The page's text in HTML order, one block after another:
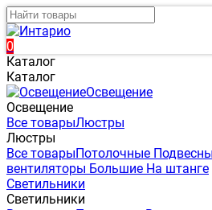
0
Каталог
Каталог
Освещение
Освещение
Все товарыЛюстры
Люстры
Все товарыПотолочные
вентиляторы Большие На штанге
Светильники
Светильники